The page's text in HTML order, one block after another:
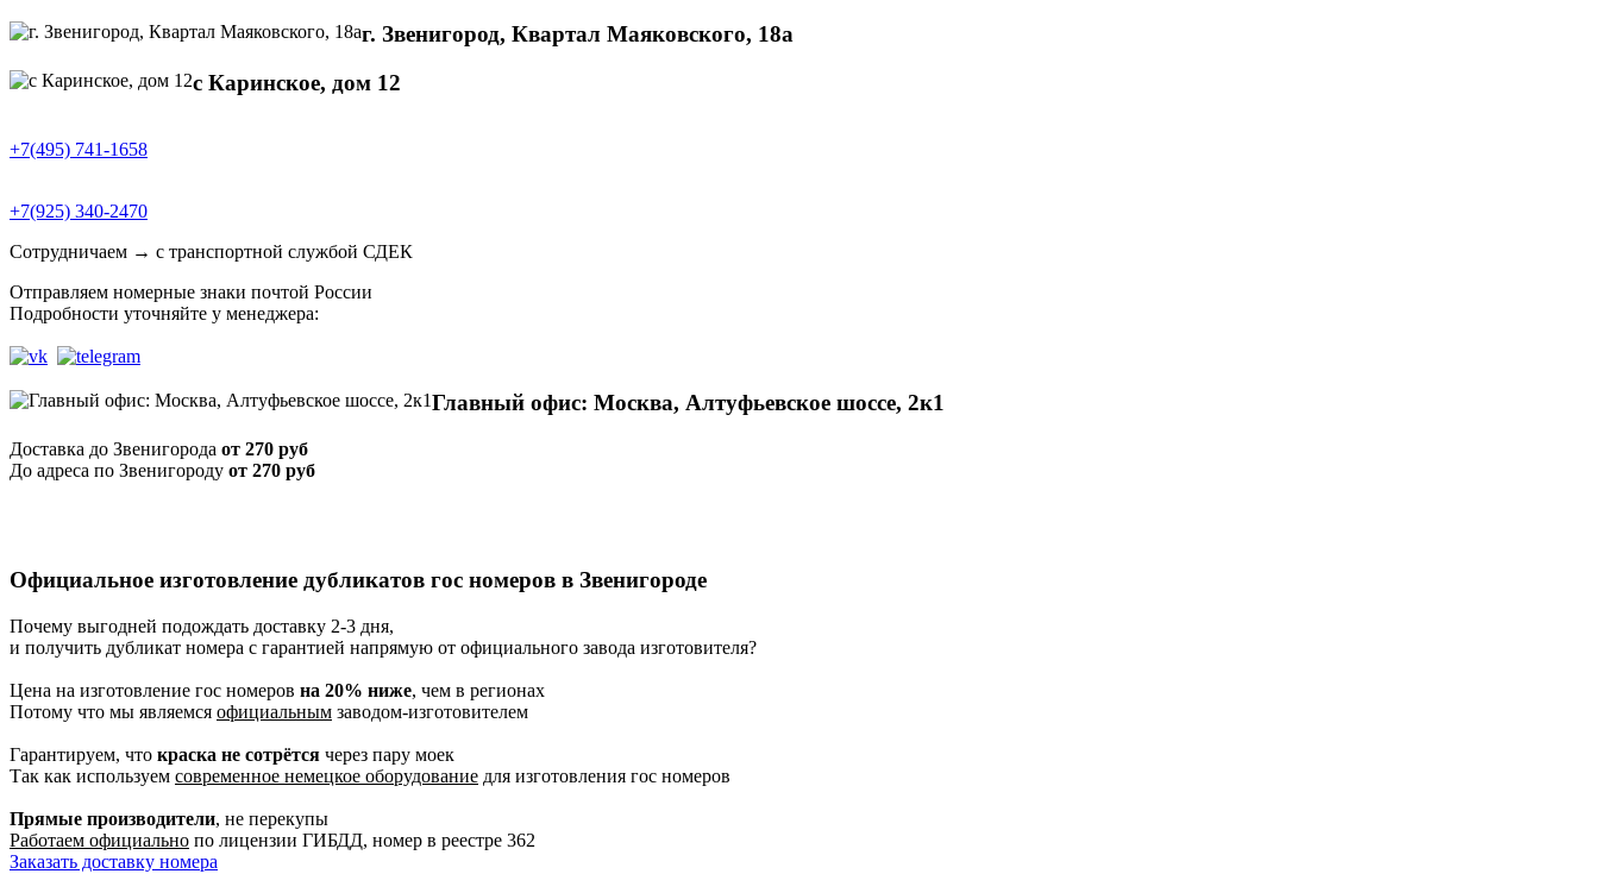
г. Звенигород, Квартал Маяковского, 18а
с Каринское, дом 12
+7(495) 741-1658
+7(925) 340-2470
Сотрудничаем → с транспортной службой СДЕК
Отправляем номерные знаки почтой России
Подробности уточняйте у менеджера:
Главный офис: Москва, Алтуфьевское шоссе, 2к1
Доставка до Звенигорода от 270 руб
До адреса по Звенигороду от 270 руб
Официальное изготовление дубликатов гос номеров в Звенигороде
Почему выгодней подождать доставку 2-3 дня,
и получить дубликат номера с гарантией напрямую от официального завода изготовителя?
Цена на изготовление гос номеров на 20% ниже, чем в регионах
Потому что мы являемся официальным заводом-изготовителем
Гарантируем, что краска не сотрётся через пару моек
Так как используем современное немецкое оборудование для изготовления гос номеров
Прямые производители, не перекупы
Работаем официально по лицензии ГИБДД, номер в реестре 362
Заказать доставку номера